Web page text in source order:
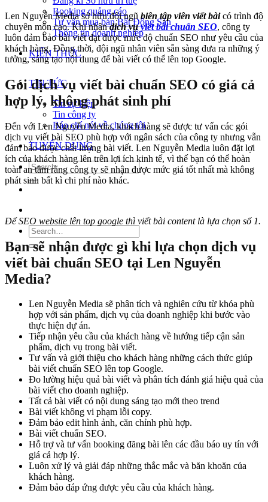
Booking quảng cáo
Tư vấn mua bán Bất Động Sản
Thông tin doanh nghiệp
KIẾN THỨC
TIN TỨC
Tin sự kiện
Tin công ty
Báo chí nói về chúng tôi
TUYỂN DỤNG
Len Nguyễn Media sở hữu đội ngũ biên tập viên viết bàicó trình độ
chuyên môn cao. Khi nhậndịch vụviết bài chuẩn SEO, công ty
luôn đảm bảo bài viết đạt được mức độ chuẩn SEO như yêu cầu của
khách hàng. Đồng thời, đội ngũ nhân viên sẵn sàng đưa ra những ý
tưởng, sáng tạo nội dung để bài viết có thể lên top Google.
Gói dịch vụ viết bài chuẩn SEO có giá cả
hợp lý, không phát sinh phí
Đến với Len Nguyễn Media, khách hàng sẽ được tư vấn các gói
dịch vụ viết bài SEO phù hợp với ngân sách của công ty nhưng vẫn
đảm bảo được chất lượng bài viết. Len Nguyễn Media luôn đặt lợi
ích của khách hàng lên trên lợi ích kinh tế, vì thế bạn có thể hoàn
toàn an tâm rằng công ty sẽ nhận được mức giá tốt nhất mà không
phát sinh bất kì chi phí nào khác.
Để SEO website lên top google thì viết bài content là lựa chọn số 1.
Bạn sẽ nhận được gì khi lựa chọn dịch vụ
viết bài chuẩn SEO tại Len Nguyễn
Media?
Len Nguyễn Media sẽ phân tích và nghiên cứu từ khóa phù
hợp với sản phẩm, dịch vụ của doanh nghiệp khi bước vào
thực hiện dự án.
Tiếp nhận yêu cầu của khách hàng về hướng tiếp cận sản
phẩm, dịch vụ trong bài viết.
Tư vấn và giới thiệu cho khách hàng những cách thức giúp
bài viết chuẩn SEO lên top Google.
Đo lường hiệu quả bài viết và phân tích đánh giá hiệu quả của
bài viết cho doanh nghiệp.
Tất cả bài viết có nội dung sáng tạo mới theo trend
Bài viết không vi phạm lỗi copy.
Đảm bảo edit hình ảnh, căn chỉnh phù hợp.
Bài viết chuẩn SEO.
Hỗ trợ và tư vấn booking đăng bài lên các đầu báo uy tín với
giá cả hợp lý.
Luôn xử lý và giải đáp những thắc mắc và băn khoăn của
khách hàng.
Đảm bảo đáp ứng được yêu cầu của khách hàng.